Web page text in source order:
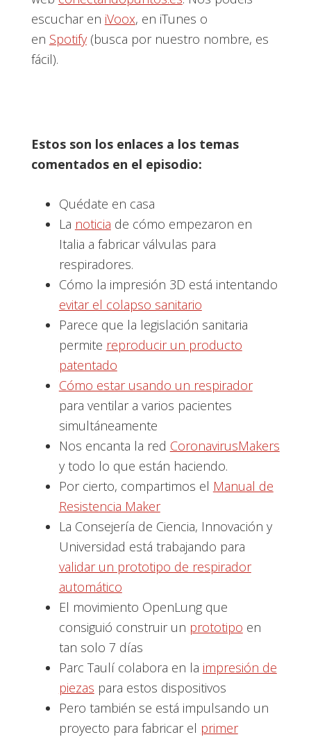
escuchar en iVoox, en iTunes o
en Spotify(busca por nuestro nombre, es
fácil).
Estos son los enlaces a los temas
comentados en el episodio:
Quédate en casa
La noticia de cómo empezaron en
Italia a fabricar válvulas para
respiradores.
Cómo la impresión 3D está intentando
evitar el colapso sanitario
Parece que la legislación sanitaria
permite reproducir un producto
patentado
Cómo estar usando un respirador
para ventilar a varios pacientes
simultáneamente
Nos encanta la red CoronavirusMakers
y todo lo que están haciendo.
Por cierto, compartimos el Manual de
Resistencia Maker
La Consejería de Ciencia, Innovación y
Universidad está trabajando para
validar un prototipo de respirador
automático
El movimiento OpenLung que
consiguió construir un prototipo en
tan solo 7 días
Parc Taulí colabora en la impresión de
piezas para estos dispositivos
Pero también se está impulsando un
proyecto para fabricar el primer